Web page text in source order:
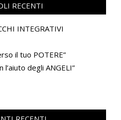
RECENTI
INTEGRATIVI
il tuo POTERE”
l’aiuto degli ANGELI”